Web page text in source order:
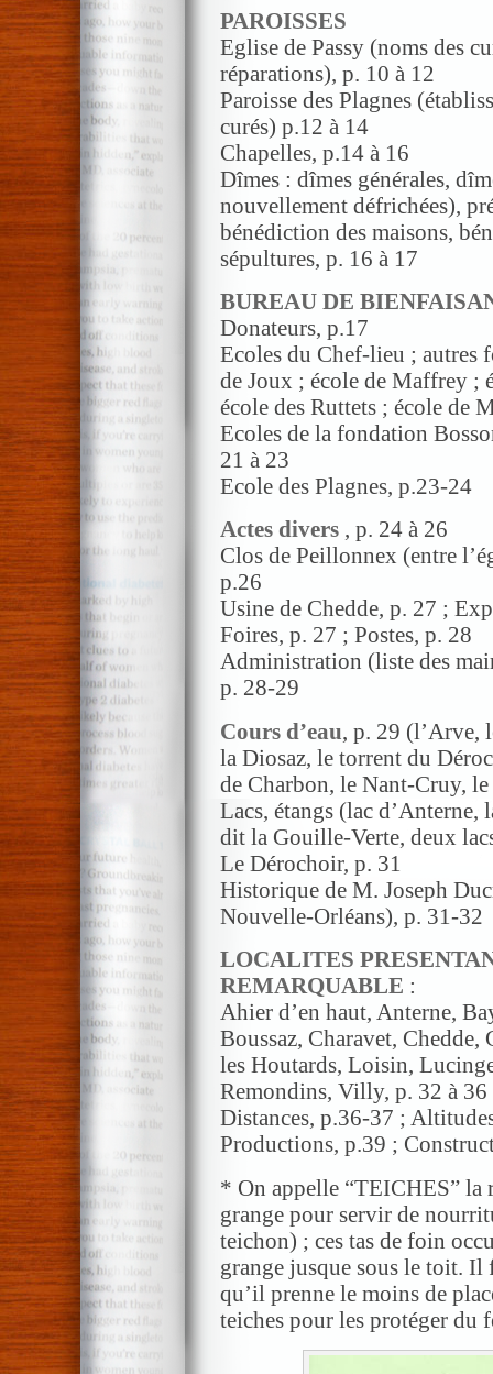
PAROISSES
Eglise de Passy (noms des
réparations), p. 10 à 12
Paroisse des Plagnes
curés) p.12 à 14
Chapelles, p.14 à 16
Dîmes : dîmes générales,
nouvellement défrichées),
bénédiction des maisons,
sépultures, p. 16 à 17
BUREAU DE
Donateurs, p.17
Ecoles du Chef-lieu ; autres
de Joux ; école de Maffrey ;
école des Ruttets ; école de
Ecoles de la fondation
21 à 23
Ecole des Plagnes, p.23-24
Actes divers , p. 24 à 26
Clos de Peillonnex (entre
p.26
Usine de Chedde, p. 27 ;
Foires, p. 27 ; Postes, p. 28
Administration (liste des
p. 28-29
Cours d’eau, p. 29 (l’Arve,
la Diosaz, le torrent du
de Charbon, le Nant-Cruy,
Lacs, étangs (lac d’Anterne,
dit la Gouille-Verte, deux
Le Dérochoir, p. 31
Historique de M. Joseph
Nouvelle-Orléans), p. 31-32
LOCALITES
REMARQUABLE :
Ahier d’en haut, Anterne,
Boussaz, Charavet,
les Houtards, Loisin,
Remondins, Villy, p. 32 à 36
Distances, p.36-37 ;
Productions, p.39 ;
* On appelle “TEICHES” la
grange pour servir de
teichon) ; ces tas de foin
grange jusque sous le toit.
qu’il prenne le moins de
teiches pour les protéger du